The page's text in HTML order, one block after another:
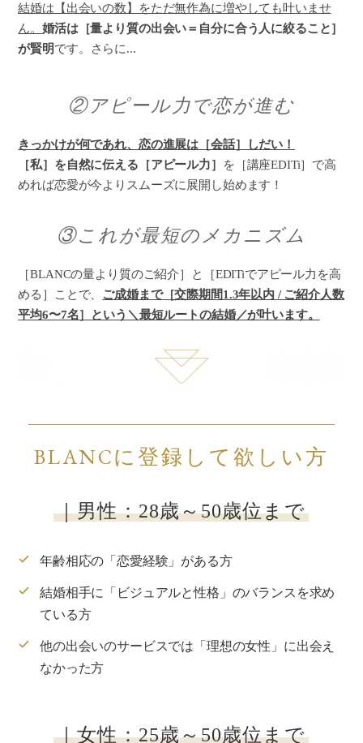
結婚は【出会いの数】をただ無作為に増やしても叶いませ
ん。婚活は［量より質の出会い＝自分に合う人に絞ること］
が賢明です。さらに...
②アピール力で恋が進む
きっかけが何であれ、恋の進展は［会話］しだい！
［私］を自然に伝える［アピール力］
を［講座EDITi］で高
めれば恋愛が今よりスムーズに展開し始めます！
③これが最短のメカニズム
［BLANCの量より質のご紹介］と［EDITiでアピール力を高
める］ことで、 ご成婚まで［交際期間1.3年以内 / ご紹介人数
平均6〜7名］という＼最短ルートの結婚／が叶います。
BLANCに登録して欲しい方